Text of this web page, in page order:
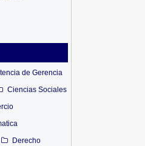
de Gerencia
Ciencias Sociales
Derecho